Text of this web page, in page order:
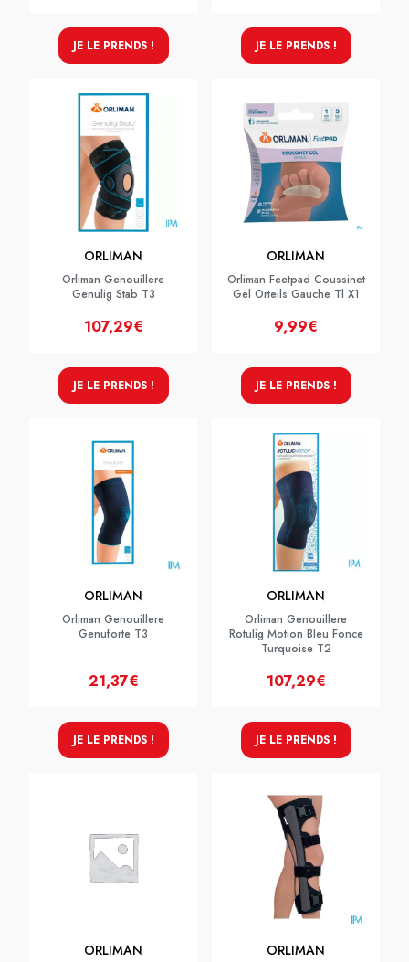
JE LE PRENDS ! JE LE PRENDS !
ORLIMAN
Orliman Genouillere
Genulig Stab T3
107,29€
JE LE PRENDS !
ORLIMAN
Orliman Feetpad Coussinet
Gel Orteils Gauche Tl X1
9,99€
JE LE PRENDS !
ORLIMAN
Orliman Genouillere
Genuforte T3
21,37€
JE LE PRENDS !
ORLIMAN
Orliman Genouillere
Rotulig Motion Bleu Fonce
Turquoise T2
107,29€
JE LE PRENDS !
ORLIMAN ORLIMAN